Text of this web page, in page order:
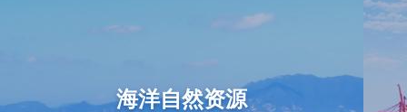
海洋自然资源